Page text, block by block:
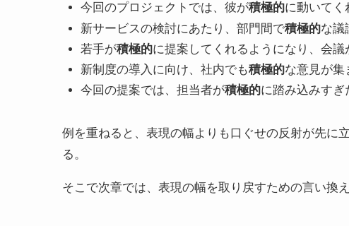
今回のプロジェクトでは、彼が積極的に動いてく
新サービスの検討にあたり、部門間で積極的な議
若手が積極的に提案してくれるようになり、会議
新制度の導入に向け、社内でも積極的な意見が集
今回の提案では、担当者が積極的に踏み込みすぎ
例を重ねると、表現の幅よりも口ぐせの反射が先に
る。
そこで次章では、表現の幅を取り戻すための言い換